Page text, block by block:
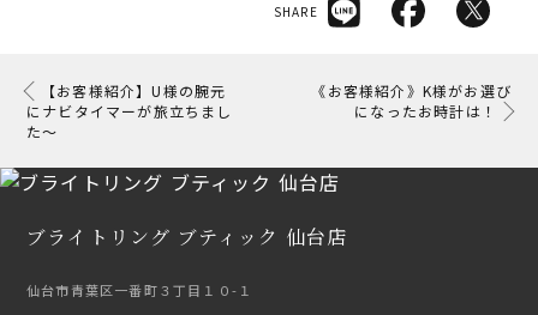
SHARE
【お客様紹介】U様の腕元
にナビタイマーが旅立ちまし
た〜
《お客様紹介》K様がお選び
になったお時計は！
ブライトリング ブティック 仙台店
仙台市青葉区一番町３丁目１０-１